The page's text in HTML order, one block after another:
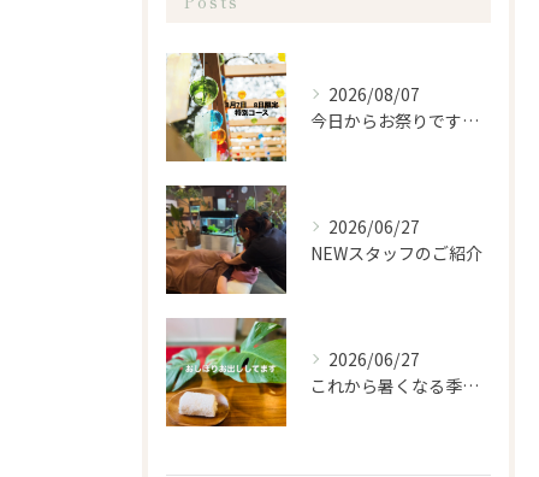
2026/08/07
今日からお祭りですね！
2026/06/27
NEWスタッフのご紹介
2026/06/27
これから暑くなる季節になるので、もみほぐし亭ではご来店のお客...